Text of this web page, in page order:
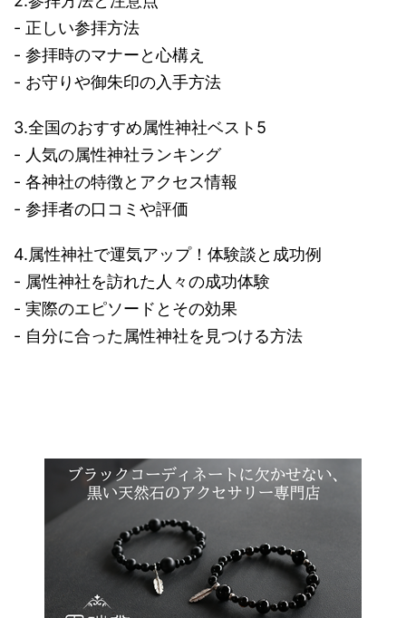
- 正しい参拝方法
- 参拝時のマナーと心構え
- お守りや御朱印の入手方法
3.全国のおすすめ属性神社ベスト5
- 人気の属性神社ランキング
- 各神社の特徴とアクセス情報
- 参拝者の口コミや評価
4.属性神社で運気アップ！体験談と成功例
- 属性神社を訪れた人々の成功体験
- 実際のエピソードとその効果
- 自分に合った属性神社を見つける方法